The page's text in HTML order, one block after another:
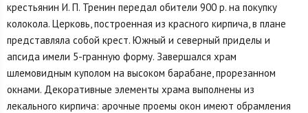
крестьянин И. П. Тренин передал обители 900 р. на покупку
колокола. Церковь, построенная из красного кирпича, в плане
представляла собой крест. Южный и северный приделы и
апсида имели 5-гранную форму. Завершался храм
шлемовидным куполом на высоком барабане, прорезанном
окнами. Декоративные элементы храма выполнены из
лекального кирпича: арочные проемы окон имеют обрамления